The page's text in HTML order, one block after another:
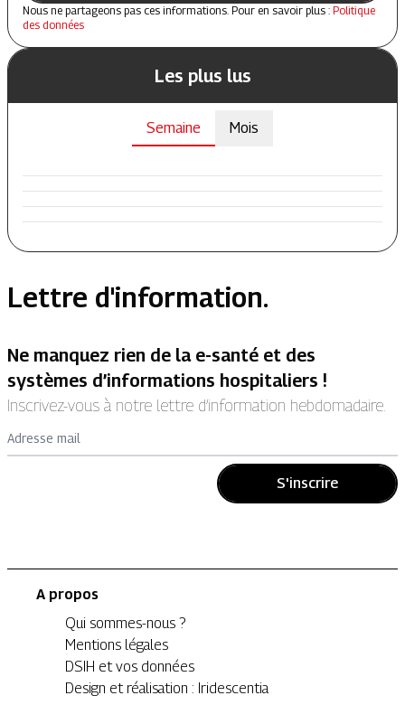
Nous ne partageons pas ces informations. Pour en savoir plus : Politique
des données
Les plus lus
Semaine Mois
Lettre d'information.
Ne manquez rien de la e-santé et des
systèmes d’informations hospitaliers !
Inscrivez-vous à notre lettre d’information hebdomadaire.
Adresse mail
S'inscrire
A propos
Qui sommes-nous ?
Mentions légales
DSIH et vos données
Design et réalisation : Iridescentia